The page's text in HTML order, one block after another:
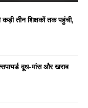
तीन शिक्षकों तक पहुंची,
दूध-मांस और खराब